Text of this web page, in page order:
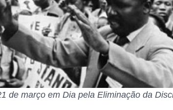
de março em Dia pela Eliminação da